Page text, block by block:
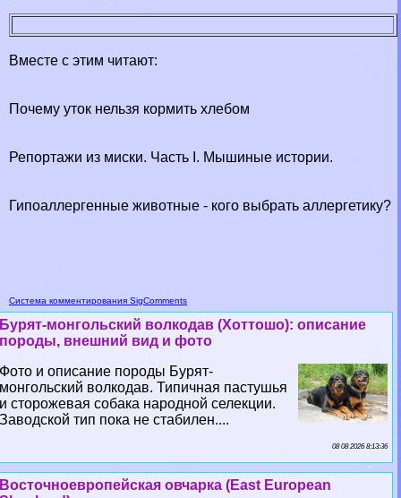
Вместе с этим читают:
Почему уток нельзя кормить хлебом
Репортажи из миски. Часть I. Мышиные истории.
Гипоаллергенные животные - кого выбрать аллергетику?
Система комментирования SigComments
Бурят-монгольский волкодав (Хоттошо): описание
породы, внешний вид и фото
Фото и описание породы Бурят-
монгольский волкодав. Типичная пастушья
и сторожевая собака народной селекции.
Заводской тип пока не стабилен....
08 08 2026 8:13:36
Восточноевропейская овчарка (East European